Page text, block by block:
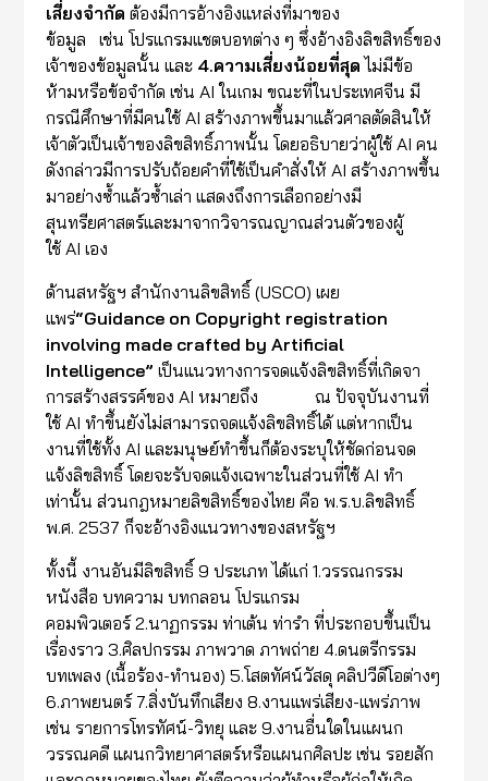
เสี่ยงจำกัด ต้องมีการอ้างอิงแหล่งที่มาของ
ข้อมูล เช่น โปรแกรมแชตบอทต่าง ๆ ซึ่งอ้างอิงลิขสิทธิ์ของ
เจ้าของข้อมูลนั้น และ 4.ความเสี่ยงน้อยที่สุด ไม่มีข้อ
ห้ามหรือข้อจำกัด เช่น AI ในเกม ขณะที่ในประเทศจีน มี
กรณีศึกษาที่มีคนใช้ AI สร้างภาพขึ้นมาแล้วศาลตัดสินให้
เจ้าตัวเป็นเจ้าของลิขสิทธิ์ภาพนั้น โดยอธิบายว่าผู้ใช้ AI คน
ดังกล่าวมีการปรับถ้อยคำที่ใช้เป็นคำสั่งให้ AI สร้างภาพขึ้น
มาอย่างซ้ำแล้วซ้ำเล่า แสดงถึงการเลือกอย่างมี
สุนทรียศาสตร์และมาจากวิจารณญาณส่วนตัวของผู้
ใช้ AI เอง
ด้านสหรัฐฯ สำนักงานลิขสิทธิ์ (USCO) เผย
แพร่“Guidance on Copyright registration
involving made crafted by Artificial
Intelligence” เป็นแนวทางการจดแจ้งลิขสิทธิ์ที่เกิดจา
การสร้างสรรค์ของ AI หมายถึง ณ ปัจจุบันงานที่
ใช้ AI ทำขึ้นยังไม่สามารถจดแจ้งลิขสิทธิ์ได้ แต่หากเป็น
งานที่ใช้ทั้ง AI และมนุษย์ทำขึ้นก็ต้องระบุให้ชัดก่อนจด
แจ้งลิขสิทธิ์ โดยจะรับจดแจ้งเฉพาะในส่วนที่ใช้ AI ทำ
เท่านั้น ส่วนกฎหมายลิขสิทธิ์ของไทย คือ พ.ร.บ.ลิขสิทธิ์
พ.ศ. 2537 ก็จะอ้างอิงแนวทางของสหรัฐฯ
ทั้งนี้ งานอันมีลิขสิทธิ์ 9 ประเภท ได้แก่ 1.วรรณกรรม
หนังสือ บทความ บทกลอน โปรแกรม
คอมพิวเตอร์ 2.นาฏกรรม ท่าเต้น ท่ารำ ที่ประกอบขึ้นเป็น
เรื่องราว 3.ศิลปกรรม ภาพวาด ภาพถ่าย 4.ดนตรีกรรม
บทเพลง (เนื้อร้อง-ทำนอง) 5.โสตทัศน์วัสดุ คลิปวีดีโอต่างๆ
6.ภาพยนตร์ 7.สิ่งบันทึกเสียง 8.งานแพร่เสียง-แพร่ภาพ
เช่น รายการโทรทัศน์-วิทยุ และ 9.งานอื่นใดในแผนก
วรรณคดี แผนกวิทยาศาสตร์หรือแผนกศิลปะ เช่น รอยสัก